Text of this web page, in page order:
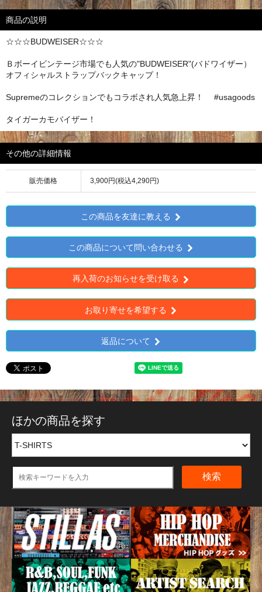
商品の説明
☆☆☆BUDWEISER☆☆☆
Ｂボーイビンテージ市場でも人気の"BUDWEISER"(バドワイザー）
オフィシャルストラップバックキャップ！
Supremeのコレクションでもコラボされ人気急上昇！ #usagoods
タイガーカモバイザー！
その他の詳細情報
販売価格 3,900円(税込4,290円)
この商品を友達に教える
この商品について問い合わせる
再入荷のお知らせを受け取る
お取り寄せを希望する
返品について
ほかの商品を探す
検索